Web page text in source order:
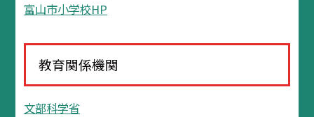
富山市小学校HP
教育関係機関
文部科学省